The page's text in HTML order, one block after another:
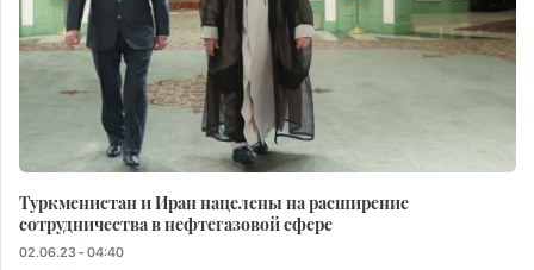
Туркменистан и Иран нацелены на расширение
сотрудничества в нефтегазовой сфере
02.06.23 - 04:40